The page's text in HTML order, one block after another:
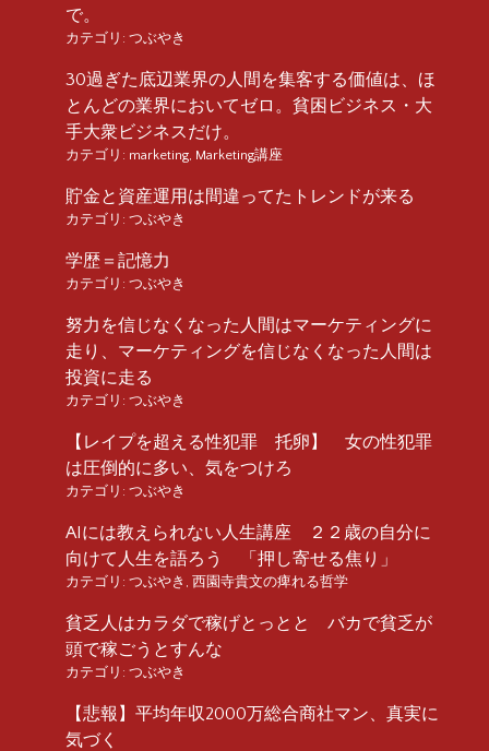
で。
カテゴリ: つぶやき
30過ぎた底辺業界の人間を集客する価値は、ほ
とんどの業界においてゼロ。貧困ビジネス・大
手大衆ビジネスだけ。
カテゴリ: marketing Marketing講座
貯金と資産運用は間違ってたトレンドが来る
カテゴリ: つぶやき
学歴＝記憶力
カテゴリ: つぶやき
努力を信じなくなった人間はマーケティングに
走り、マーケティングを信じなくなった人間は
投資に走る
カテゴリ: つぶやき
【レイプを超える性犯罪 托卵】 女の性犯罪
は圧倒的に多い、気をつけろ
カテゴリ: つぶやき
AIには教えられない人生講座 ２２歳の自分に
向けて人生を語ろう 「押し寄せる焦り」
カテゴリ: つぶやき 西園寺貴文の痺れる哲学
貧乏人はカラダで稼げとっとと バカで貧乏が
頭で稼ごうとすんな
カテゴリ: つぶやき
【悲報】平均年収2000万総合商社マン、真実に
気づく